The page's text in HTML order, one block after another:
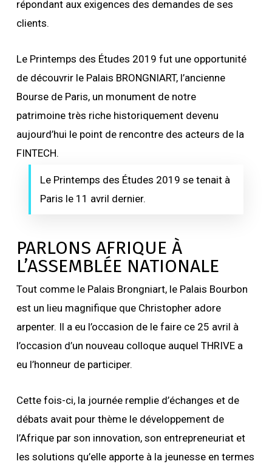
répondant aux exigences des demandes de ses
clients.
Le Printemps des Études 2019 fut une opportunité
de découvrir le Palais BRONGNIART, l’ancienne
Bourse de Paris, un monument de notre
patrimoine très riche historiquement devenu
aujourd’hui le point de rencontre des acteurs de la
FINTECH.
Le Printemps des Études 2019 se tenait à
Paris le 11 avril dernier.
PARLONS AFRIQUE À
L’ASSEMBLÉE NATIONALE
Tout comme le Palais Brongniart, le Palais Bourbon
est un lieu magnifique que Christopher adore
arpenter. Il a eu l’occasion de le faire ce 25 avril à
l’occasion d’un nouveau colloque auquel THRIVE a
eu l’honneur de participer.
Cette fois-ci, la journée remplie d’échanges et de
débats avait pour thème le développement de
l’Afrique par son innovation, son entrepreneuriat et
les solutions qu’elle apporte à la jeunesse en termes